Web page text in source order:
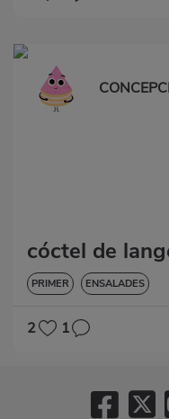
cóctel de
PRIMER ENSALADES
2 1